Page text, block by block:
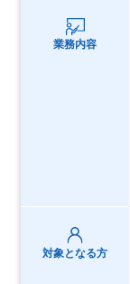
業務内容
対象となる方